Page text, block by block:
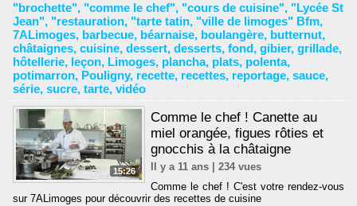
"brochette", "comme le chef", "cours de cuisine", "Lycée St
Jean", "restauration, "tarte tatin, "ville de limoges" Bfm,
7ALimoges, barbecue, béarnaise, boulangère, butternut,
châtaignes, cuisine, dessert, desserts, fond, gibier, grillade,
hôtellerie, leçon, Limoges, plancha, plats, polenta,
potimarron, Pouligny, recette, recettes, reportage, sauce,
série, sucre, tarte, vidéo
15:26
Comme le chef ! Canette au
miel orangée, figues rôties et
gnocchis à la châtaigne
Il y a 11 ans | 234 vues
Comme le chef ! C'est votre rendez-vous
sur 7ALimoges pour découvrir des recettes de cuisine